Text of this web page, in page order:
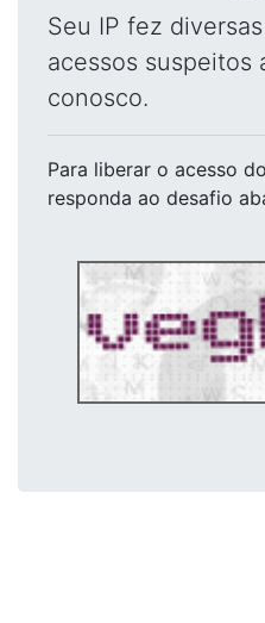
Seu IP fez
acessos suspeitos
conosco.
Para liberar o acesso
responda ao desafio